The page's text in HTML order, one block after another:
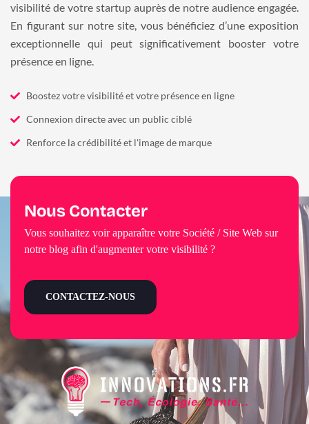
visibilité de votre startup auprès de notre audience engagée.
En figurant sur notre site, vous bénéficiez d’une exposition
exceptionnelle qui peut significativement booster votre
présence en ligne.
Boostez votre visibilité et votre présence en ligne
Connexion directe avec un public ciblé
Renforce la crédibilité et l'image de marque
Nous Contacter
Vous souhaitez voir apparaître votre Société / Site Web sur
notre blog afin d'augmenter votre visibilité ?
CONTACTEZ-NOUS